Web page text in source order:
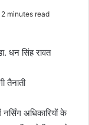
2 minutes read
धन सिंह रावत
तैनाती
नर्सिंग अधिकारियों के